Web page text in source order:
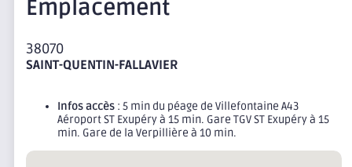
Emplacement
38070
SAINT-QUENTIN-FALLAVIER
Infos accès : 5 min du péage de Villefontaine A43
Aéroport ST Exupéry à 15 min. Gare TGV ST Exupéry à 15
min. Gare de la Verpillière à 10 min.